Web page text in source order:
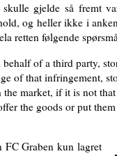
gjelde så fremt
og heller ikke i
retten følgende
of a third party,
of that infringement,
market, if it is not
the goods or put
FC Graben kun lagret